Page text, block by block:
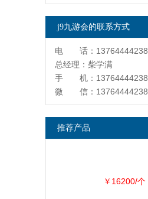
j9九游会的联系方式
电 话：13764444238
总经理：柴学满
手 机：13764444238
微 信：13764444238
推荐产品
￥16200/个